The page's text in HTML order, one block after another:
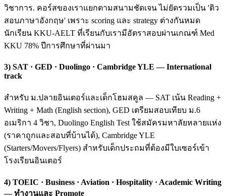
วิชาการ. คอร์สของเราแยกตามสนามชัดเจน ไม่ยัดรวมเป็น 'ติว
สอบภาษาอังกฤษ' เพราะ scoring และ strategy ต่างกันหมด
นักเรียน KKU-AELT ที่เรียนกับเรามีอัตราสอบผ่านเกณฑ์ Med
KKU 78% ปีการศึกษาที่ผ่านมา
3) SAT · GED · Duolingo · Cambridge YLE — International
track
สำหรับ ม.ปลายอินเตอร์และเด็กโฮมสคูล — SAT เน้น Reading +
Writing + Math (English section), GED เตรียมสอบเทียบ ม.6
อเมริกา 4 วิชา, Duolingo English Test ใช้สมัครมหาลัยหลายแห่ง
(ราคาถูกและสอบที่บ้านได้), Cambridge YLE
(Starters/Movers/Flyers) สำหรับเด็กประถมที่ต้องมีใบเซอร์เข้า
โรงเรียนอินเตอร์
4) TOEIC · Business · Aviation · Hospitality · Academic Writing
— ทำงานและ Promote